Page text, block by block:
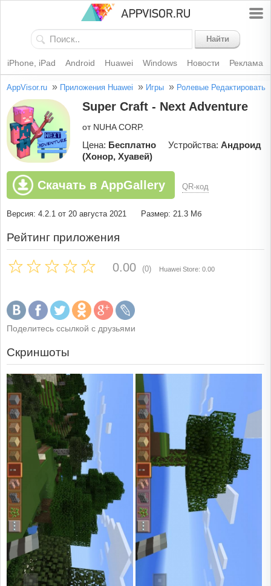
Найти
iPhone, iPad Android Huawei Windows Новости Реклама
AppVisor.ru » Приложения Huawei » Игры » Ролевые Редактировать
Super Craft - Next Adventure
от NUHA CORP.
Цена: Бесплатно Устройства: Андроид
(Хонор, Хуавей)
Скачать в AppGallery QR-код
Версия: 4.2.1 от 20 августа 2021 Размер: 21.3 Мб
Рейтинг приложения
0.00 (0) Huawei Store: 0.00
Поделитесь ссылкой с друзьями
Скриншоты